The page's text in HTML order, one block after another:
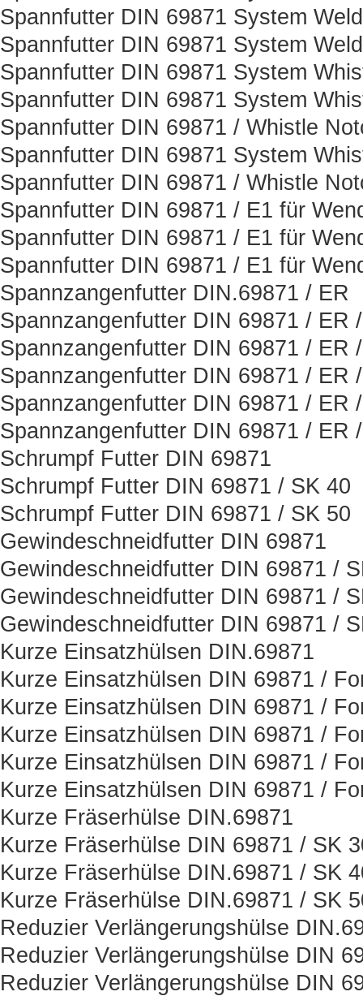
Spannfutter DIN 69871 System
Spannfutter DIN 69871 System
Spannfutter DIN 69871 System
Spannfutter DIN 69871 System
Spannfutter DIN 69871 / Whistle
Spannfutter DIN 69871 System
Spannfutter DIN 69871 / Whistle
Spannfutter DIN 69871 / E1 für
Spannfutter DIN 69871 / E1 für
Spannfutter DIN 69871 / E1 für
Spannzangenfutter DIN.69871 / ER
Spannzangenfutter DIN 69871 / ER
Spannzangenfutter DIN 69871 / ER
Spannzangenfutter DIN 69871 / ER
Spannzangenfutter DIN 69871 / ER
Spannzangenfutter DIN 69871 / ER
Schrumpf Futter DIN 69871
Schrumpf Futter DIN 69871 / SK 40
Schrumpf Futter DIN 69871 / SK 50
Gewindeschneidfutter DIN 69871
Gewindeschneidfutter DIN 69871 /
Gewindeschneidfutter DIN 69871 /
Gewindeschneidfutter DIN 69871 /
Kurze Einsatzhülsen DIN.69871
Kurze Einsatzhülsen DIN 69871 /
Kurze Einsatzhülsen DIN 69871 /
Kurze Einsatzhülsen DIN 69871 /
Kurze Einsatzhülsen DIN 69871 /
Kurze Einsatzhülsen DIN 69871 /
Kurze Fräserhülse DIN.69871
Kurze Fräserhülse DIN 69871 / SK
Kurze Fräserhülse DIN.69871 / SK
Kurze Fräserhülse DIN.69871 / SK
Reduzier Verlängerungshülse
Reduzier Verlängerungshülse DIN
Reduzier Verlängerungshülse DIN